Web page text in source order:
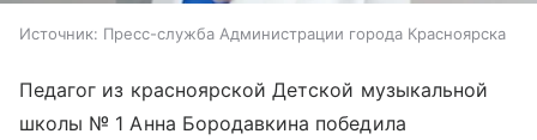
Источник: Пресс-служба Администрации города Красноярска
Педагог из красноярской Детской музыкальной
школы № 1 Анна Бородавкина победила